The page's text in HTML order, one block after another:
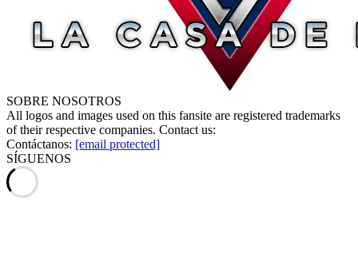
SOBRE NOSOTROS
All logos and images used on this fansite are registered trademarks
of their respective companies. Contact us:
Contáctanos: [email protected]
SÍGUENOS